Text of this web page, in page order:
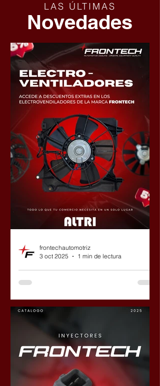
LAS ÚLTIMAS
Novedades
¡Llegó la temporada de
electroventiladores!
oferta de descuentos extras que
tenemos para vos.¿Tenes casa de
repuesto y queres vender los
productos Frontech? Dejanos tu
número en Contacto.
frontechautomotriz
3 oct 2025
1 min de lectura